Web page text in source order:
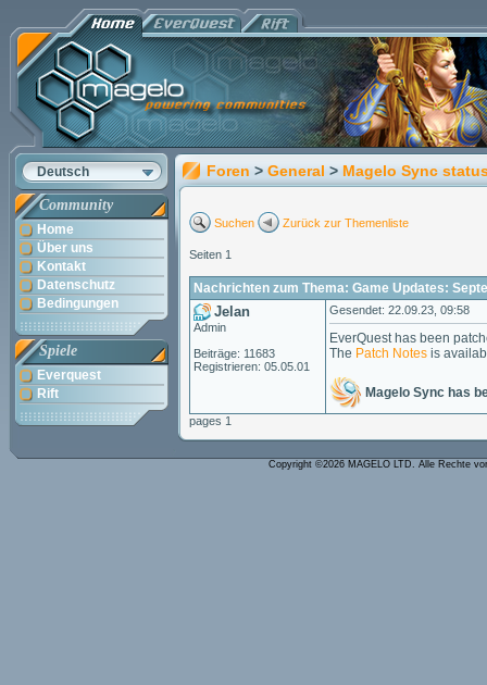
Deutsch
Community
Home
Über uns
Kontakt
Datenschutz
Bedingungen
Spiele
Everquest
Rift
Foren > General > Magelo Sync
Suchen Zurück zur Themenliste
Seiten 1
Nachrichten zum Thema: Game Updates:
Jelan
Admin
Beiträge: 11683
Registrieren: 05.05.01
Gesendet: 22.09.23, 09:58
EverQuest has been
The Patch Notes is
Magelo Sync has
pages 1
Copyright ©2026 MAGELO LTD. Alle Rechte